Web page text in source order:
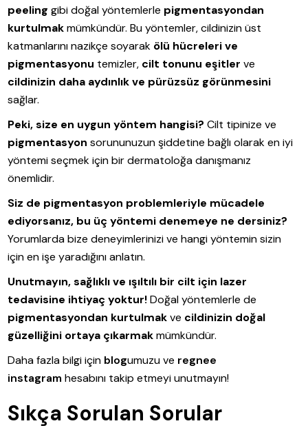
peeling gibi doğal yöntemlerle pigmentasyondan
kurtulmakmümkündür. Bu yöntemler, cildinizin üst
katmanlarını nazikçe soyarak ölü hücreleri ve
pigmentasyonu temizler, cilt tonunu eşitler ve
cildinizin daha aydınlık ve pürüzsüz görünmesini
sağlar.
Peki, size en uygun yöntem hangisi? Cilt tipinize ve
pigmentasyon sorununuzun şiddetine bağlı olarak en iyi
yöntemi seçmek için bir dermatoloğa danışmanız
önemlidir.
Siz de pigmentasyon problemleriyle mücadele
ediyorsanız, bu üç yöntemi denemeye ne dersiniz?
Yorumlarda bize deneyimlerinizi ve hangi yöntemin sizin
için en işe yaradığını anlatın.
Unutmayın, sağlıklı ve ışıltılı bir cilt için lazer
tedavisine ihtiyaç yoktur!Doğal yöntemlerle de
pigmentasyondan kurtulmakve cildinizin doğal
güzelliğini ortaya çıkarmakmümkündür.
Daha fazla bilgi için blogumuzu ve regnee
instagram hesabını takip etmeyi unutmayın!
Sıkça Sorulan Sorular